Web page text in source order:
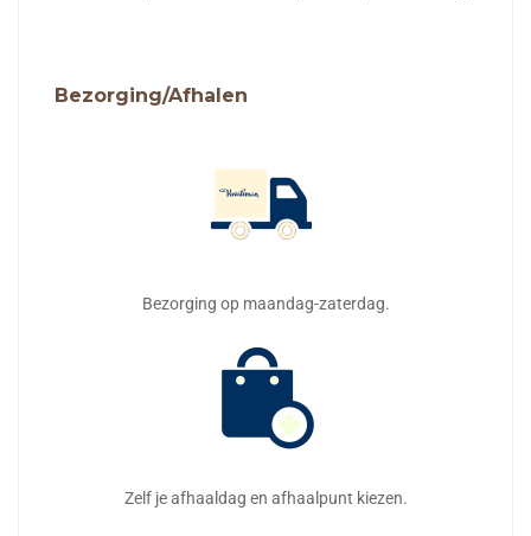
Bezorging/Afhalen
Bezorging op maandag-zaterdag.
Zelf je afhaaldag en afhaalpunt kiezen.